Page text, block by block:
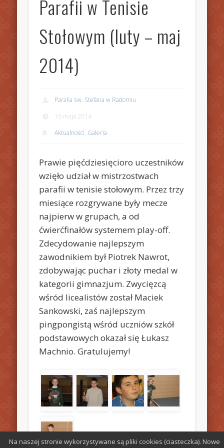
Parafii w Tenisie
Stołowym (luty – maj
2014)
Parafia św. Stefana w Radomiu
16 maja 2014
Aktualności, Galeria
Prawie pięćdziesięcioro uczestników
wzięło udział w mistrzostwach
parafii w tenisie stołowym. Przez trzy
miesiące rozgrywane były mecze
najpierw w grupach, a od
ćwierćfinałów systemem play-off.
Zdecydowanie najlepszym
zawodnikiem był Piotrek Nawrot,
zdobywając puchar i złoty medal w
kategorii gimnazjum. Zwycięzcą
wśród licealistów został Maciek
Sankowski, zaś najlepszym
pingpongistą wśród uczniów szkół
podstawowych okazał się Łukasz
Machnio. Gratulujemy!
Na naszej stronie wykorzystywane są pliki cookies (ciasteczka). Nowe